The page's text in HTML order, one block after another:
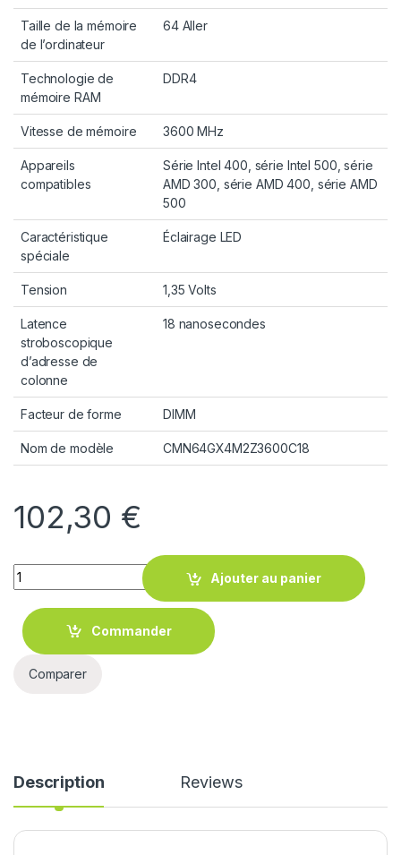
Taille de la mémoire
de l’ordinateur
64 Aller
Technologie de
mémoire RAM
DDR4
Vitesse de mémoire 3600 MHz
Appareils
compatibles
Série Intel 400, série Intel 500, série
AMD 300, série AMD 400, série AMD
500
Caractéristique
spéciale
Éclairage LED
Tension 1,35 Volts
Latence
stroboscopique
d’adresse de
colonne
18 nanosecondes
Facteur de forme DIMM
Nom de modèle CMN64GX4M2Z3600C18
102,30 €
Quantity
Ajouter au panier
Commander
Comparer
Description Reviews